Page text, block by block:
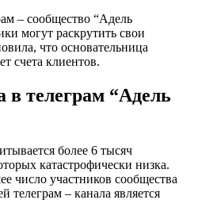
– сообщество “Адель
могут раскрутить свои
что основательница
счета клиентов.
в телеграм “Адель
более 6 тысяч
катастрофически низка.
число участников сообщества
телеграм – канала является